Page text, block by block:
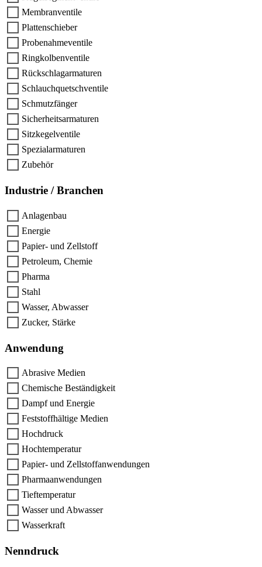
Membranventile
Plattenschieber
Probenahmeventile
Ringkolbenventile
Rückschlagarmaturen
Schlauchquetschventile
Schmutzfänger
Sicherheitsarmaturen
Sitzkegelventile
Spezialarmaturen
Zubehör
Industrie / Branchen
Anlagenbau
Energie
Papier- und Zellstoff
Petroleum, Chemie
Pharma
Stahl
Wasser, Abwasser
Zucker, Stärke
Anwendung
Abrasive Medien
Chemische Beständigkeit
Dampf und Energie
Feststoffhältige Medien
Hochdruck
Hochtemperatur
Papier- und Zellstoffanwendungen
Pharmaanwendungen
Tieftemperatur
Wasser und Abwasser
Wasserkraft
Nenndruck